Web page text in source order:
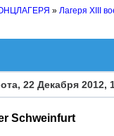
» Лагеря XIII
22 Декабря 2012,
Schweinfurt